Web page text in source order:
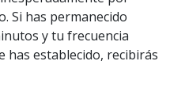
Si has permanecido
y tu frecuencia
has establecido, recibirás